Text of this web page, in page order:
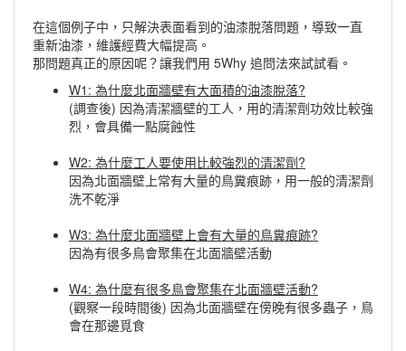
在這個例子中，只解決表面看到的油漆脫落問題，導致一直
重新油漆，維護經費大幅提高。
那問題真正的原因呢？讓我們用 5Why 追問法來試試看。
W1: 為什麼北面牆壁有大面積的油漆脫落?
(調查後) 因為清潔牆壁的工人，用的清潔劑功效比較強
烈，會具備一點腐蝕性
W2: 為什麼工人要使用比較強烈的清潔劑?
因為北面牆壁上常有大量的鳥糞痕跡，用一般的清潔劑
洗不乾淨
W3: 為什麼北面牆壁上會有大量的鳥糞痕跡?
因為有很多鳥會聚集在北面牆壁活動
W4: 為什麼有很多鳥會聚集在北面牆壁活動?
(觀察一段時間後) 因為北面牆壁在傍晚有很多蟲子，鳥
會在那邊覓食